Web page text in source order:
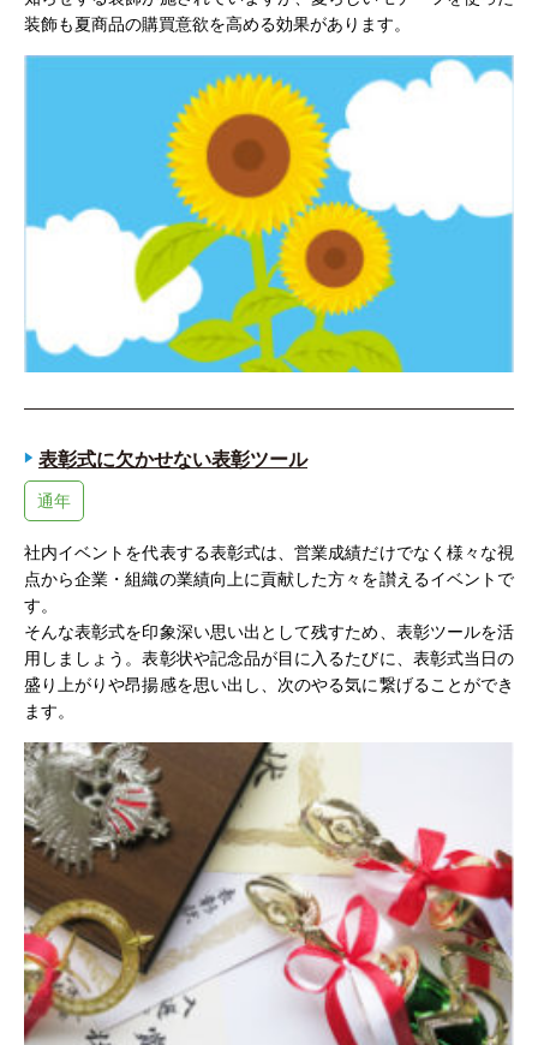
装飾も夏商品の購買意欲を高める効果があります。
表彰式に欠かせない表彰ツール
通年
社内イベントを代表する表彰式は、営業成績だけでなく様々な視
点から企業・組織の業績向上に貢献した方々を讃えるイベントで
す。
そんな表彰式を印象深い思い出として残すため、表彰ツールを活
用しましょう。表彰状や記念品が目に入るたびに、表彰式当日の
盛り上がりや昂揚感を思い出し、次のやる気に繋げることができ
ます。